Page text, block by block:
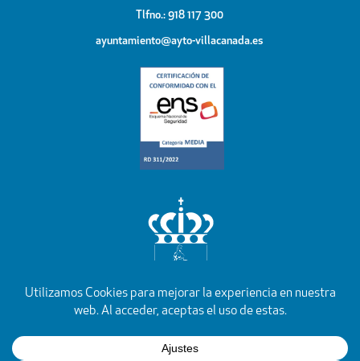
Tlfno.: 918 117 300
ayuntamiento@ayto-villacanada.es